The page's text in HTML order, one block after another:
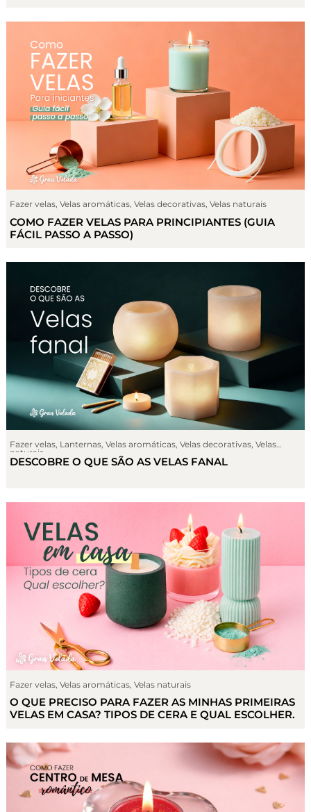
Fazer velas, Velas aromáticas, Velas decorativas, Velas naturais
COMO FAZER VELAS PARA PRINCIPIANTES (GUIA
FÁCIL PASSO A PASSO)
Fazer velas Lanternas Velas aromáticas Velas decorativas Velas
naturais
DESCOBRE O QUE SÃO AS VELAS FANAL
Fazer velas Velas aromáticas Velas naturais
O QUE PRECISO PARA FAZER AS MINHAS PRIMEIRAS
VELAS EM CASA? TIPOS DE CERA E QUAL ESCOLHER.